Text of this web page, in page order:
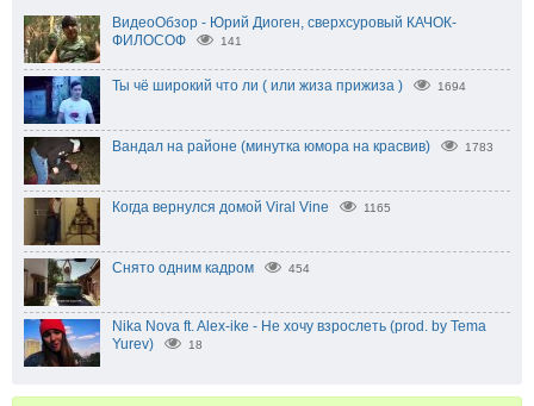
ВидеоОбзор - Юрий Диоген, сверхсуровый КАЧОК-
ФИЛОСОФ
141
Ты чё широкий что ли ( или жиза прижиза ) 1694
Вандал на районе (минутка юмора на красвив) 1783
Когда вернулся домой Viral Vine 1165
Снято одним кадром 454
Nika Nova ft. Alex-ike - Не хочу взрослеть (prod. by Tema
Yurev)
18